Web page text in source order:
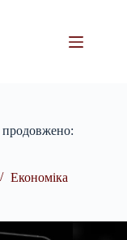
продовжено:
Економіка